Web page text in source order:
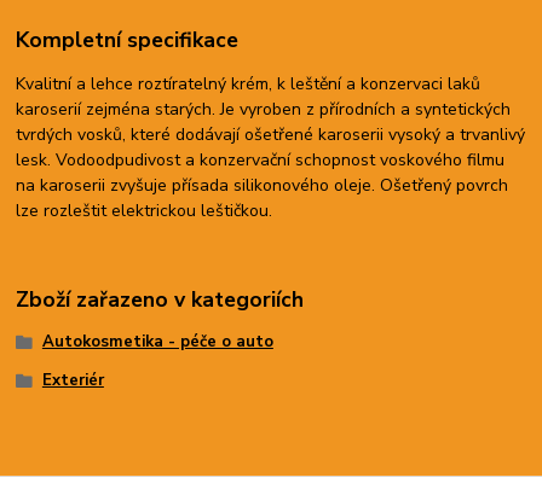
Kompletní specifikace
Kvalitní a lehce roztíratelný krém, k leštění a konzervaci laků
karoserií zejména starých. Je vyroben z přírodních a syntetických
tvrdých vosků, které dodávají ošetřené karoserii vysoký a trvanlivý
lesk. Vodoodpudivost a konzervační schopnost voskového filmu
na karoserii zvyšuje přísada silikonového oleje. Ošetřený povrch
lze rozleštit elektrickou leštičkou.
Zboží zařazeno v kategoriích
Autokosmetika - péče o auto
Exteriér